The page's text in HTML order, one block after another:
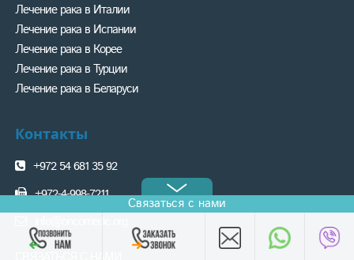
Лечение рака в Италии
Лечение рака в Испании
Лечение рака в Корее
Лечение рака в Турции
Лечение рака в Беларуси
Контакты
+972 54 681 35 92
+972-4-998-7211
Связаться с нами